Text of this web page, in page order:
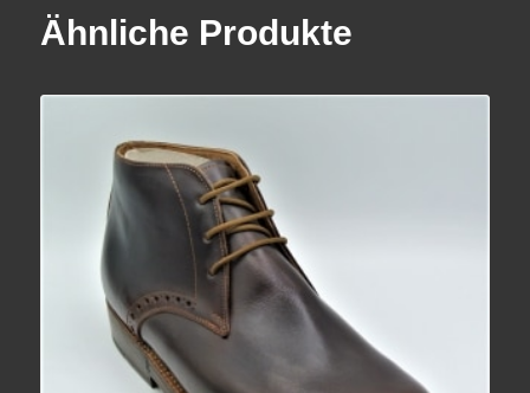
Ähnliche Produkte